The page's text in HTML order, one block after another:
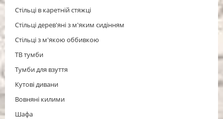
Стільці в каретній стяжці
Стільці дерев'яні з м'яким сидінням
Стільці з м'якою оббивкою
ТВ тумби
Тумби для взуття
Кутові дивани
Вовняні килими
Шафа